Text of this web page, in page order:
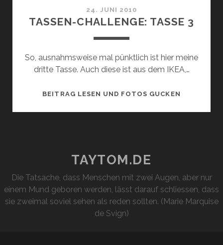
24. JUNI 2010
TASSEN-CHALLENGE: TASSE 3
So, ausnahmsweise mal pünktlich ist hier meine
dritte Tasse. Auch diese ist aus dem IKEA,…
BEITRAG LESEN UND FOTOS GUCKEN
TAYTOM.DE
Die Tatsache, dass Menschen mit zwei Augen, aber nur
einem Mund geboren werden, lässt darauf schliessen, dass
sie zweimal soviel sehen als reden sollten. (Marie Marquise
de Svign)